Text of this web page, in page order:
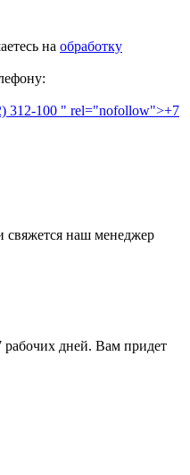
на обработку
312-100 " rel="nofollow">+7
наш менеджер
рабочих дней. Вам придет